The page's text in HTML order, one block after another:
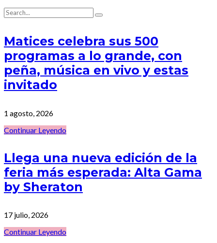
Matices celebra sus 500
programas a lo grande, con
peña, música en vivo y estas
invitado
1 agosto, 2026
Continuar Leyendo
Llega una nueva edición de la
feria más esperada: Alta Gama
by Sheraton
17 julio, 2026
Continuar Leyendo